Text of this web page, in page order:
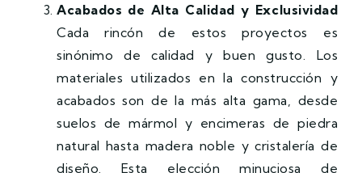
Acabados de Alta Calidad y Exclusividad
Cada rincón de estos proyectos es
sinónimo de calidad y buen gusto. Los
materiales utilizados en la construcción y
acabados son de la más alta gama, desde
suelos de mármol y encimeras de piedra
natural hasta madera noble y cristalería de
diseño. Esta elección minuciosa de